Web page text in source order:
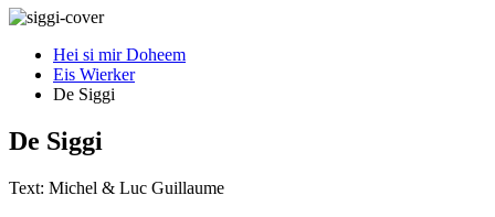
Hei si mir Doheem
Eis Wierker
De Siggi
De Siggi
Text: Michel & Luc Guillaume